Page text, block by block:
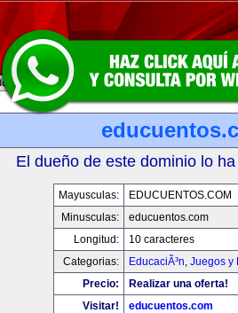
El dueño de este dominio lo
Mayusculas:
EDUCUENTOS.COM
Minusculas:
educuentos.com
Longitud:
10 caracteres
Categorias:
EducaciÃ³n, Juegos y
Precio:
Realizar una oferta!
Visitar!
educuentos.com